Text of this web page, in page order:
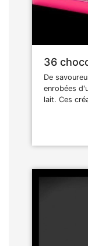
36
De
enrobées
lait. Ces